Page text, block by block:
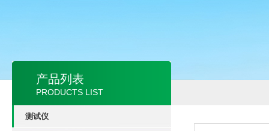
产品列表
PRODUCTS LIST
测试仪